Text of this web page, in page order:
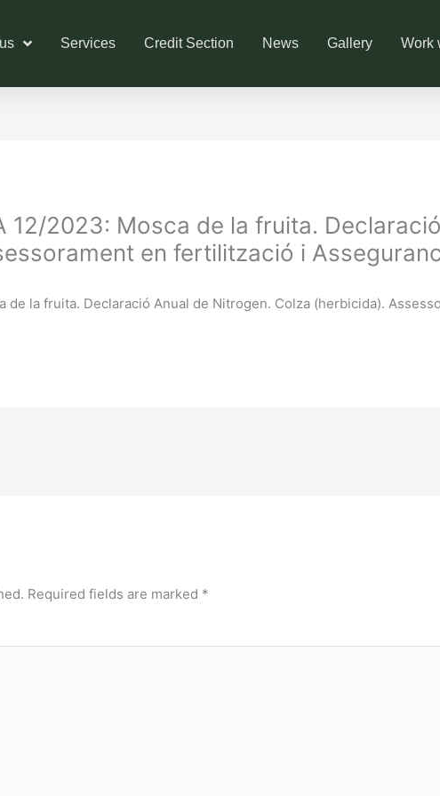
Services Credit Section News Gallery Work
12/2023: Mosca de la fruita.
en fertilització i
de la fruita. Declaració Anual de Nitrogen. Colza (herbicida).
Required fields are marked *